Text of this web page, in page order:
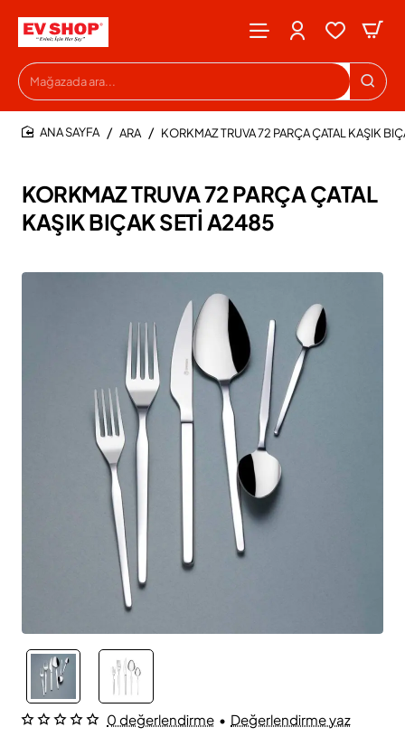
Mağazada
ara...
KORKMAZ TRUVA 72 PARÇA ÇATAL
KAŞIK BIÇAK SETİ A2485
ARA KORKMAZ TRUVA 72 PARÇA ÇATAL KAŞIK
0 değerlendirme • Değerlendirme yaz